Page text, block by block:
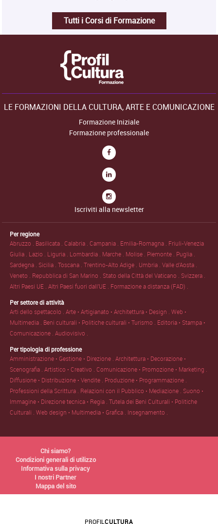
Tutti i Corsi di Formazione
LE FORMAZIONI DELLA CULTURA, ARTE E COMUNICAZIONE
Formazione Iniziale
Formazione professionale
Iscriviti alla newsletter
Per regione
Abruzzo . Basilicata .Calabria .Campania . Emilia-Romagna . Friuli-Venezia
Giulia . Lazio . Liguria . Lombardia . Marche . Molise . Piemonte . Puglia .
Sardegna . Sicilia .Toscana .Trentino-Alto Adige . Umbria .Valle d'Aosta .
Veneto . Repubblica di San Marino . Stato della Città del Vaticano . Svizzera .
Altri Paesi UE .Altri Paesi fuori dall'UE . Formazione a distanza (FAD) .
Per settore di attività
Arti dello spettacolo .Arte • Artigianato • Architettura • Design .Web •
Multimedia . Beni culturali • Politiche culturali • Turismo . Editoria • Stampa •
Comunicazione .Audiovisivo .
Per tipologia di professione
Amministrazione • Gestione • Direzione .Architettura • Decorazione •
Scenografia .Artistico • Creativo .Comunicazione • Promozione • Marketing .
Diffusione • Distribuzione • Vendite . Produzione • Programmazione .
Professioni della Scrittura . Relazioni con il Pubblico • Mediazione . Suono •
Immagine • Direzione tecnica • Regia .Tutela dei Beni Culturali • Politiche
Culturali .Web design • Multimedia • Grafica . Insegnamento .
Chi siamo?
Condizioni generali di utilizzo
Informativa sulla privacy
I nostri Partner
Mappa del sito
PROFILCULTURA